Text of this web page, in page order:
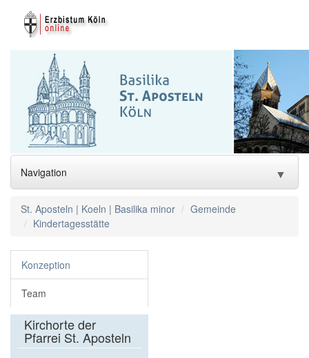
Navigation ▼
Aktuell
St. Aposteln | Koeln | Basilika minor
Gemeinde
Kindertagesstätte
Konzeption
Team
Kirchorte der
Pfarrei St. Aposteln